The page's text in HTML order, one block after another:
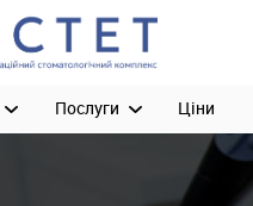
Послуги Ціни